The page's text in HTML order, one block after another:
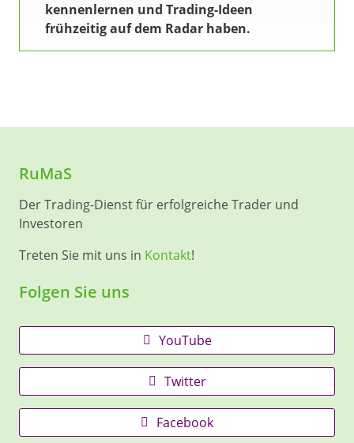
kennenlernen und Trading-Ideen
frühzeitig auf dem Radar haben.
RuMaS
Der Trading-Dienst für erfolgreiche Trader und
Investoren
Treten Sie mit uns in Kontakt!
Folgen Sie uns
YouTube
Twitter
Facebook